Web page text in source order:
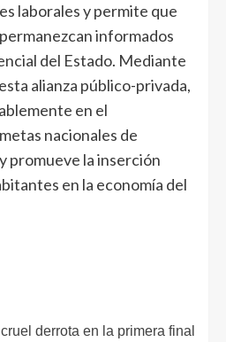
laborales y permite que
informados
del Estado. Mediante
alianza público-privada,
en el
nacionales de
promueve la inserción
en la economía del
derrota en la primera final